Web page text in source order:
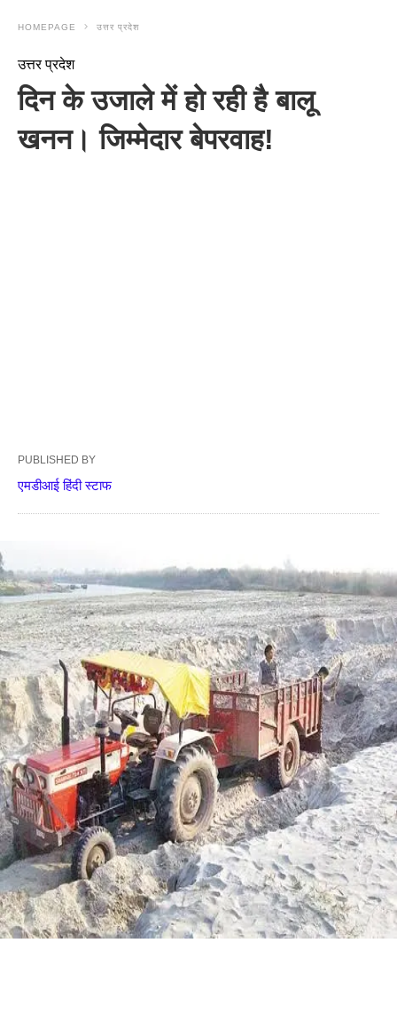
HOMEPAGE उत्तर प्रदेश
उत्तर प्रदेश
दिन के उजाले में हो रही है बालू
खनन। जिम्मेदार बेपरवाह!
PUBLISHED BY
एमडीआई हिंदी स्टाफ